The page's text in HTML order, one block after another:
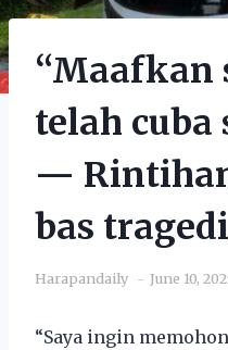
“Maafkan
telah cuba
—
bas
Harapandaily June 10,
“Saya ingin